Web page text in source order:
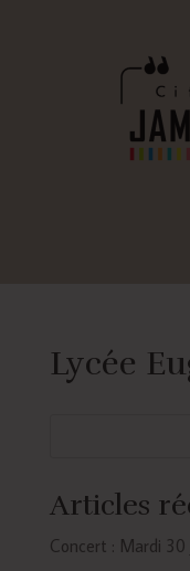
Lycée
Articles
Concert : Mardi 30